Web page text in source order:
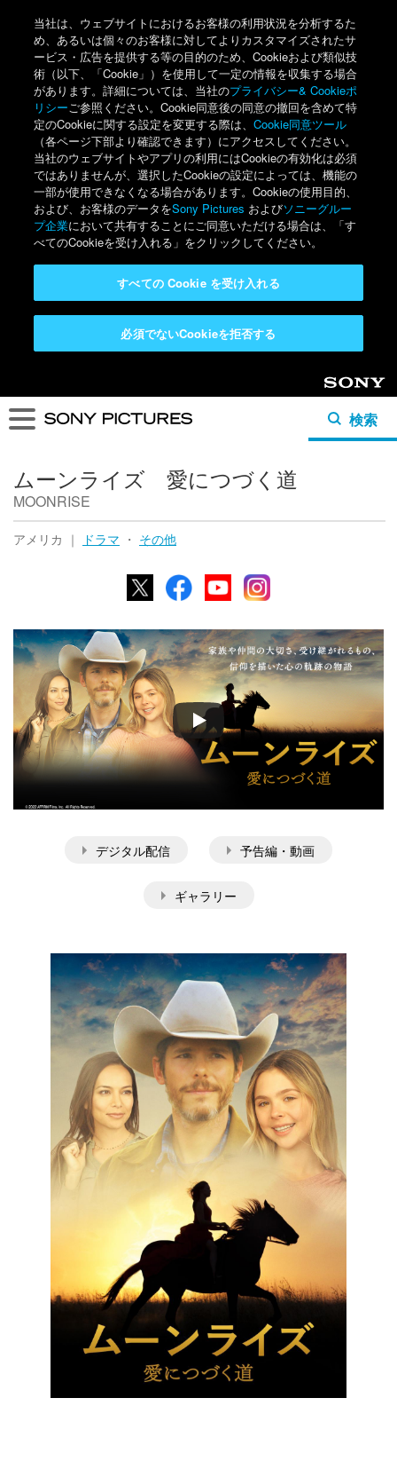
当社は、ウェブサイトにおけるお客様の利用状況を分析するた
め、あるいは個々のお客様に対してよりカスタマイズされたサ
ービス・広告を提供する等の目的のため、Cookieおよび類似技
術（以下、「Cookie」）を使用して一定の情報を収集する場合
があります。詳細については、当社のプライバシー& Cookieポ
リシーご参照ください。Cookie同意後の同意の撤回を含めて特
定のCookieに関する設定を変更する際は、Cookie同意ツール
（各ページ下部より確認できます）にアクセスしてください。
当社のウェブサイトやアプリの利用にはCookieの有効化は必須
ではありませんが、選択したCookieの設定によっては、機能の
一部が使用できなくなる場合があります。Cookieの使用目的、
および、お客様のデータをSony Pictures およびソニーグルー
プ企業において共有することにご同意いただける場合は、「す
べてのCookieを受け入れる」をクリックしてください。
必須でないCookieを拒否する
すべての Cookie を受け入れる
Sony
検索
ムーンライズ 愛につづく道
MOONRISE
アメリカ ｜ ドラマ ・ その他
X FacebookYouTubeInstagram
デジタル配信 予告編・動画
ギャラリー